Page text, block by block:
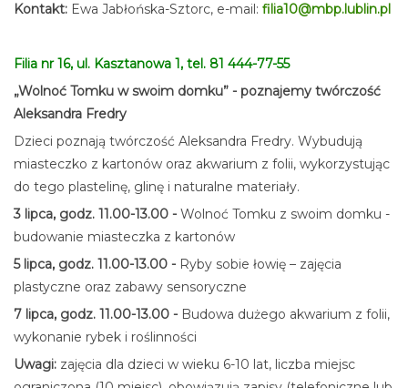
Kontakt: Ewa Jabłońska-Sztorc, e-mail: filia10@mbp.lublin.pl
Filia nr 16, ul. Kasztanowa 1, tel. 81 444-77-55
„Wolnoć Tomku w swoim domku” - poznajemy twórczość
Aleksandra Fredry
Dzieci poznają twórczość Aleksandra Fredry. Wybudują
miasteczko z kartonów oraz akwarium z folii, wykorzystując
do tego plastelinę, glinę i naturalne materiały.
3 lipca, godz. 11.00-13.00 - Wolnoć Tomku z swoim domku -
budowanie miasteczka z kartonów
5 lipca, godz. 11.00-13.00 - Ryby sobie łowię – zajęcia
plastyczne oraz zabawy sensoryczne
7 lipca, godz. 11.00-13.00 - Budowa dużego akwarium z folii,
wykonanie rybek i roślinności
Uwagi: zajęcia dla dzieci w wieku 6-10 lat, liczba miejsc